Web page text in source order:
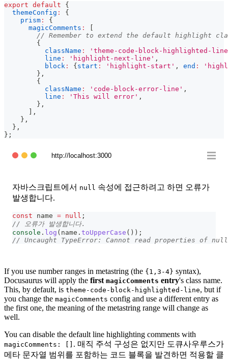
export default
{
themeConfig :
{
prism :
{
magicComments :
[
// Remember to extend the default highlight
{
className :
'theme-code-block-highlighted-
line : 'highlight-next-line' ,
block : {start : 'highlight-start' , end :
} ,
{
className : 'code-block-error-line' ,
line : 'This will error' ,
} ,
] ,
} ,
} ,
} ;
http://localhost:3000
자바스크립트에서 null 속성에 접근하려고 하면 오류가
발생합니다.
const name = null ;
// 오류가 발생합니다.
console . log ( name . toUpperCase ( ) ) ;
// Uncaught TypeError: Cannot read properties of
If you use number ranges in metastring (the {1,3-4} syntax),
Docusaurus will apply the first magicComments entry's class name.
This, by default, is theme-code-block-highlighted-line, but if
you change the magicComments config and use a different entry as
the first one, the meaning of the metastring range will change as
well.
You can disable the default line highlighting comments with
magicComments: [] . 매직 주석 구성은 없지만 도큐사우루스가
메타 문자열 범위를 포함하는 코드 블록을 발견하면 적용할 클